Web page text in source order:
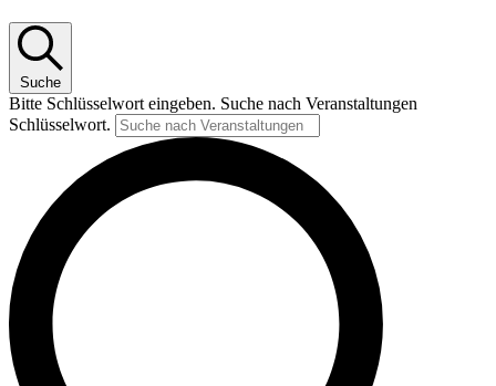
Suche
Bitte Schlüsselwort eingeben. Suche nach Veranstaltungen
Schlüsselwort.